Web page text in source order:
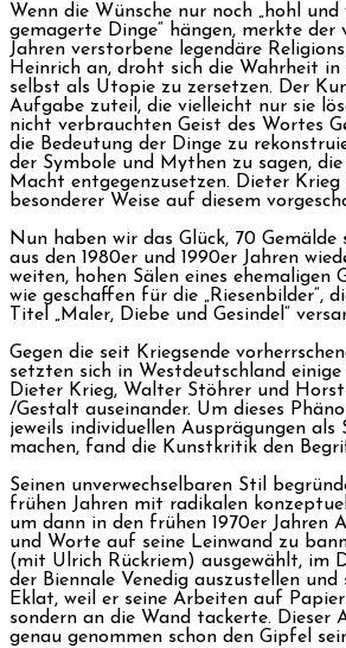
Wenn die Wünsche nur noch „hohl
gemagerte Dinge“ hängen, merkte
Jahren verstorbene legendäre
Heinrich an, droht sich die Wahrheit in
selbst als Utopie zu zersetzen. Der
Aufgabe zuteil, die vielleicht nur sie
nicht verbrauchten Geist des Wortes
die Bedeutung der Dinge zu
der Symbole und Mythen zu sagen,
Macht entgegenzusetzen. Dieter
besonderer Weise auf diesem
Nun haben wir das Glück, 70 Gemälde
aus den 1980er und 1990er Jahren
weiten, hohen Sälen eines ehemaligen
wie geschaffen für die „Riesenbilder“,
Titel „Maler, Diebe und Gesindel“
Gegen die seit Kriegsende
setzten sich in Westdeutschland
Dieter Krieg, Walter Stöhrer und
/Gestalt auseinander. Um dieses
jeweils individuellen Ausprägungen
machen, fand die Kunstkritik den
Seinen unverwechselbaren Stil
frühen Jahren mit radikalen
um dann in den frühen 1970er Jahren
und Worte auf seine Leinwand zu
(mit Ulrich Rückriem) ausgewählt, im
der Biennale Venedig auszustellen
Eklat, weil er seine Arbeiten auf
sondern an die Wand tackerte. Dieser
genau genommen schon den Gipfel